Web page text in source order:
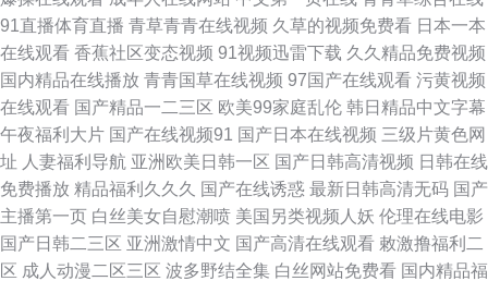
美性爱A一级视频 久久看看AV52 俺也要去色播 91中文在线 亚洲综合尤物 日
韩A毛免费 老湿机你懂得 超碰在线资源97芒果 91熟妇视频导航 亚洲视频第
一页 日韩免费一级一级A片 国产在线91肉丝 99r这里只有精品3 ts人妖交友
网站 av视屏资源 97超碰在线资源站 亚洲天天拍拍 日韩h片在线观看 国内情
侣视频在线91 av影院传媒 91热在线视频 亚洲少妇欧美黄色片 亚洲成人美女
91直播体育直播 青草青青在线视频 久草的视频免费看 日本一本
在线观看 香蕉社区变态视频 91视频迅雷下载 久久精品免费视频
国内精品在线播放 青青国草在线视频 97国产在线观看 污黄视频
在线观看 国产精品一二三区 欧美99家庭乱伦 韩日精品中文字幕
午夜福利大片 国产在线视频91 国产日本在线视频 三级片黄色网
址 人妻福利导航 亚洲欧美日韩一区 国产日韩高清视频 日韩在线
免费播放 精品福利久久久 国产在线诱惑 最新日韩高清无码 国产
主播第一页 白丝美女自慰潮喷 美国另类视频人妖 伦理在线电影
国产日韩二三区 亚洲激情中文 国产高清在线观看 敕激撸福利二
区 成人动漫二区三区 波多野结全集 白丝网站免费看 国内精品福